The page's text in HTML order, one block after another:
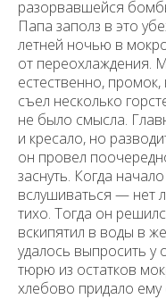
разорвавшейся
Папа заполз в это
летней ночью в
от переохлаждения.
естественно,
съел несколько
не было смысла.
и кресало, но
он провел
заснуть. Когда
вслушиваться — нет
тихо. Тогда он
вскипятил в воды в
удалось выпросить у
тюрю из остатков
хлебово придало ему